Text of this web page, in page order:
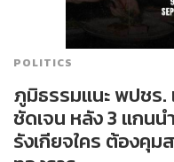
POLITICS
ภูมิธรรมแนะ พปชร.
ชัดเจน หลัง 3 แกนน
รังเกียจใคร ต้องคุ